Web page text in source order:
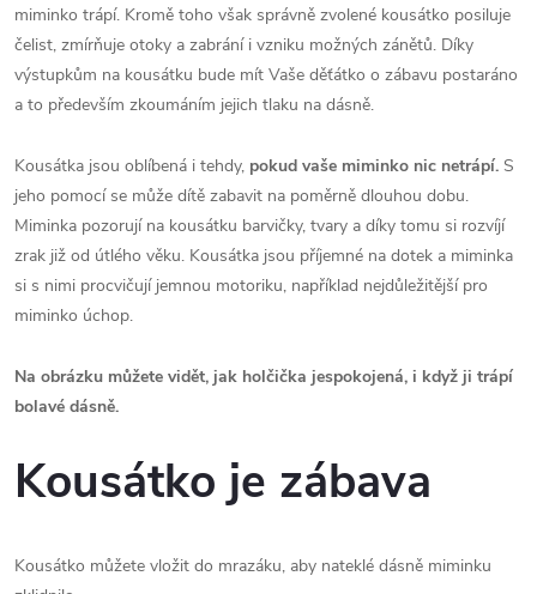
miminko trápí. Kromě toho však správně zvolené kousátko posiluje
čelist, zmírňuje otoky a zabrání i vzniku možných zánětů. Díky
výstupkům na kousátku bude mít Vaše děťátko o zábavu postaráno
a to především zkoumáním jejich tlaku na dásně.
Kousátka jsou oblíbená i tehdy, pokud vaše miminko nic netrápí. S
jeho pomocí se může dítě zabavit na poměrně dlouhou dobu.
Miminka pozorují na kousátku barvičky, tvary a díky tomu si rozvíjí
zrak již od útlého věku. Kousátka jsou příjemné na dotek a miminka
si s nimi procvičují jemnou motoriku, například nejdůležitější pro
miminko úchop.
Na obrázku můžete vidět, jak holčička jespokojená, i když ji trápí
bolavé dásně.
Kousátko je zábava
Kousátko můžete vložit do mrazáku, aby nateklé dásně miminku